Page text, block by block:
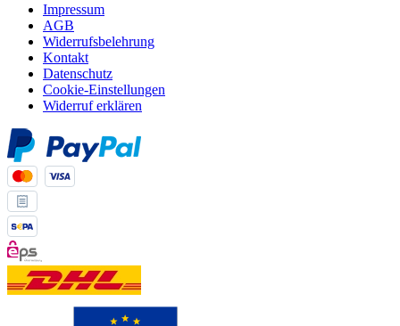
Impressum
AGB
Widerrufsbelehrung
Kontakt
Datenschutz
Cookie-Einstellungen
Widerruf erklären